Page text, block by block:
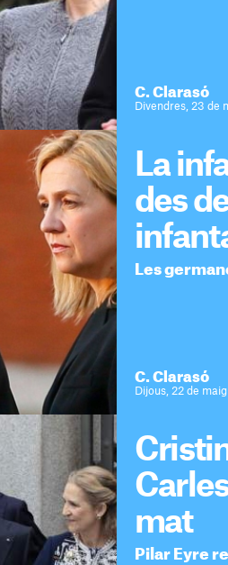
C. Clarasó
Divendres, 23 de
La
des
Les
C. Clarasó
Dijous, 22 de
mat
Pilar Eyre